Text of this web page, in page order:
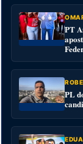
PT
PL